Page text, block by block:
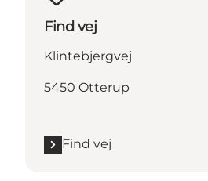
Find vej
Klintebjergvej
5450 Otterup
Find vej